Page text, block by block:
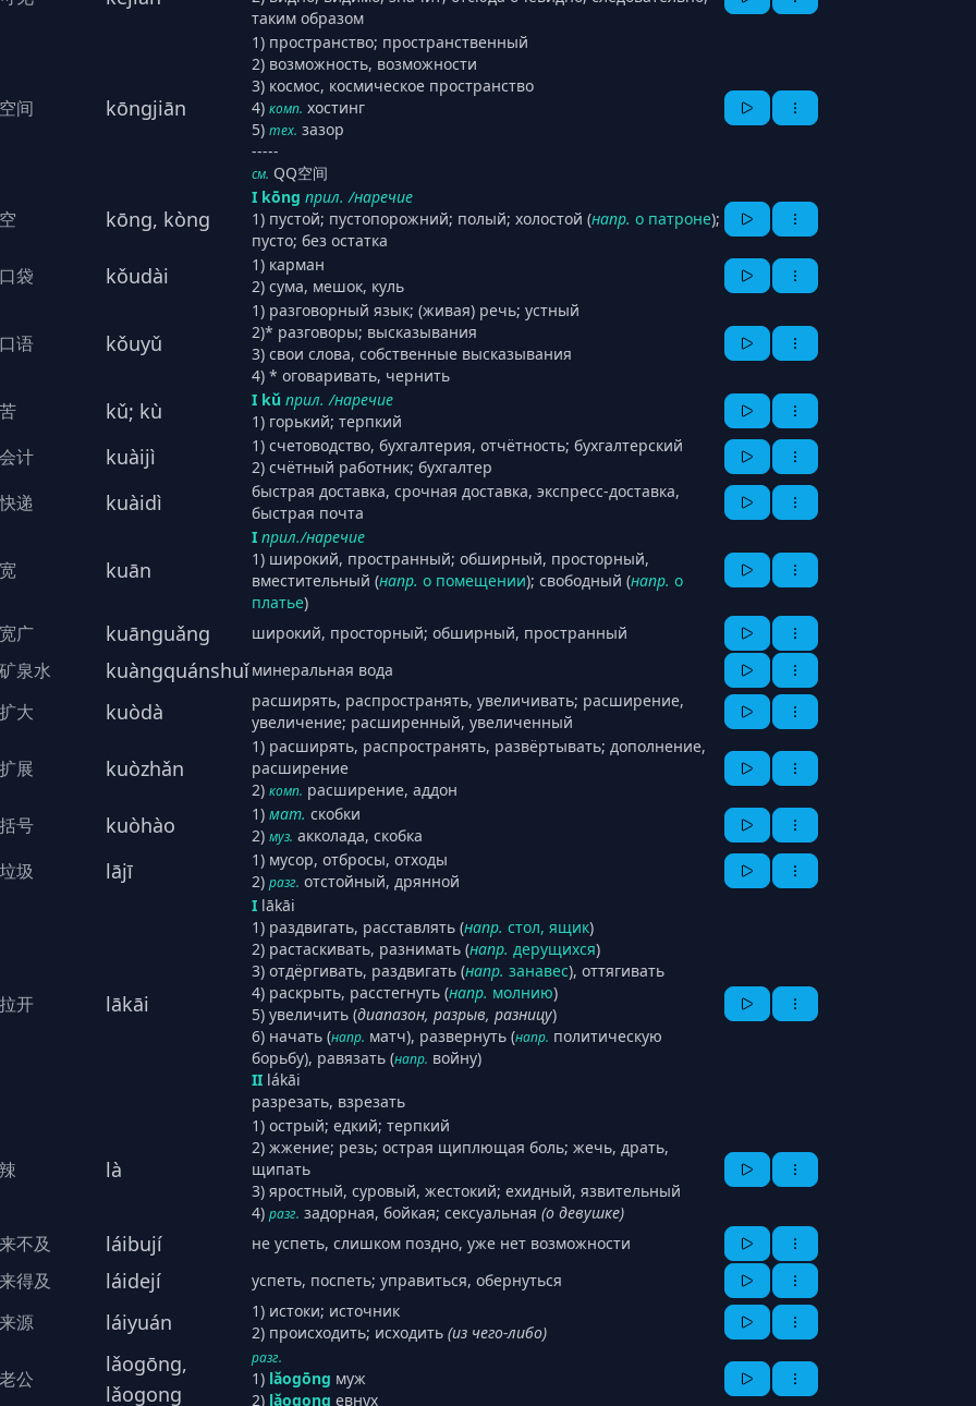
таким образом
空间 kōngjiān
1) пространство; пространственный
2) возможность, возможности
3) космос, космическое пространство
4) комп. хостинг
5) тех. зазор
-----
см. QQ空间
空 kōng, kòng
I kōng прил. /наречие
1) пустой; пустопорожний; полый; холостой (напр. о патроне);
пусто; без остатка
口袋 kǒudài
1) карман
2) сума, мешок, куль
口语 kǒuyǔ
1) разговорный язык; (живая) речь; устный
2)* разговоры; высказывания
3) свои слова, собственные высказывания
4) * оговаривать, чернить
苦 kǔ; kù I kǔ прил. /наречие
1) горький; терпкий
会计 kuàijì
1) счетоводство, бухгалтерия, отчётность; бухгалтерский
2) счётный работник; бухгалтер
快递 kuàidì
быстрая доставка, срочная доставка, экспресс-доставка,
быстрая почта
宽 kuān
I прил./наречие
1) широкий, пространный; обширный, просторный,
вместительный (напр. о помещении); свободный (напр. о
платье)
宽广 kuānguǎng широкий, просторный; обширный, пространный
矿泉水 kuàngquánshuǐминеральная вода
扩大 kuòdà
расширять, распространять, увеличивать; расширение,
увеличение; расширенный, увеличенный
扩展 kuòzhǎn
1) расширять, распространять, развёртывать; дополнение,
расширение
2) комп. расширение, аддон
括号 kuòhào 1) мат. скобки
2) муз. акколада, скобка
垃圾 lājī
1) мусор, отбросы, отходы
2) разг. отстойный, дрянной
拉开 lākāi
I lākāi
1) раздвигать, расставлять (напр. стол, ящик)
2) растаскивать, разнимать (напр. дерущихся)
3) отдёргивать, раздвигать (напр. занавес), оттягивать
4) раскрыть, расстегнуть (напр. молнию)
5) увеличить (диапазон, разрыв, разницу)
6) начать (напр. матч), развернуть (напр. политическую
борьбу), равязать (напр. войну)
II lákāi
разрезать, взрезать
辣 là
1) острый; едкий; терпкий
2) жжение; резь; острая щиплющая боль; жечь, драть,
щипать
3) яростный, суровый, жестокий; ехидный, язвительный
4) разг. задорная, бойкая; сексуальная (о девушке)
来不及 láibují не успеть, слишком поздно, уже нет возможности
来得及 láidejí успеть, поспеть; управиться, обернуться
来源 láiyuán
1) истоки; источник
2) происходить; исходить (из чего-либо)
老公
lǎogōng,
lǎogong
разг.
1) lǎogōng муж
2) lǎogong евнух